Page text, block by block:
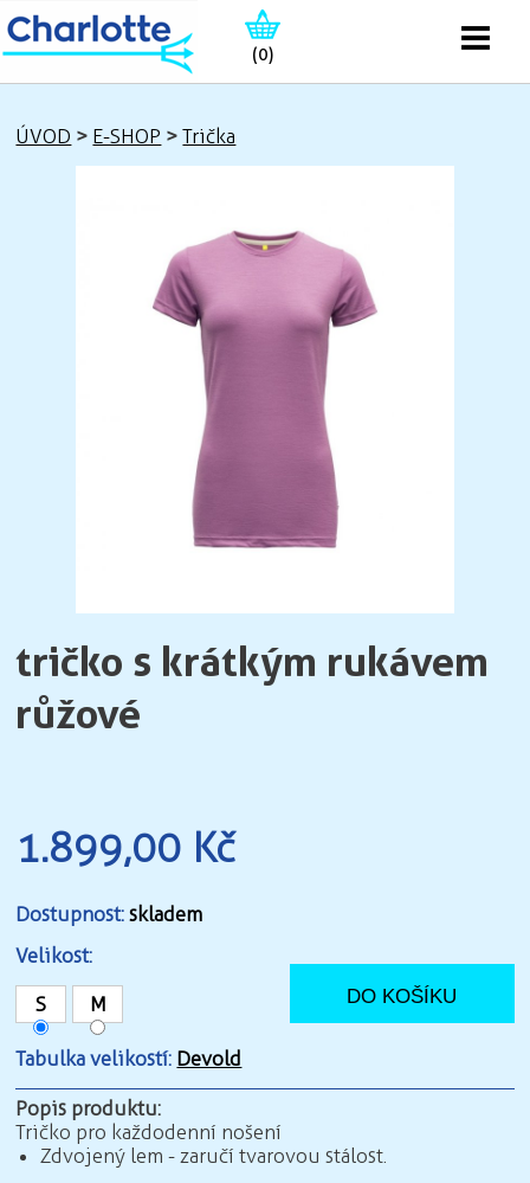
(0)
ÚVOD > E-SHOP >Trička
tričko s krátkým rukávem
růžové
1.899,00 Kč
Dostupnost: skladem
Velikost:
S M
Tabulka velikostí: Devold
Popis produktu:
Tričko pro každodenní nošení
Zdvojený lem - zaručí tvarovou stálost.